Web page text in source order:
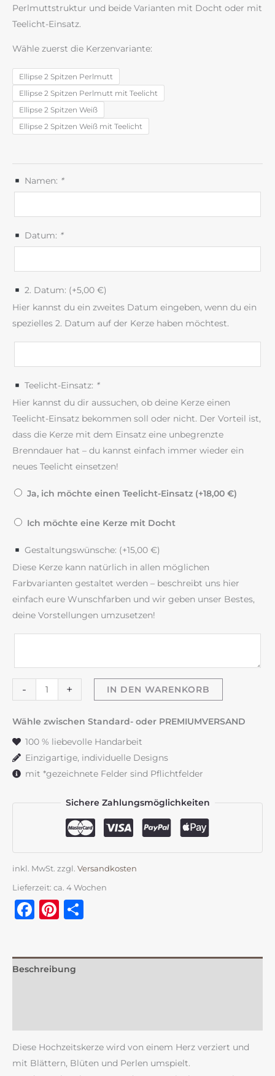
Perlmuttstruktur und beide Varianten mit Docht oder mit
Teelicht-Einsatz.
Wähle zuerst die Kerzenvariante:
Ellipse 2 Spitzen Perlmutt
Ellipse 2 Spitzen Perlmutt mit Teelicht
Ellipse 2 Spitzen Weiß
Ellipse 2 Spitzen Weiß mit Teelicht
Namen: *
Datum: *
2. Datum: (+5,00 €)
Hier kannst du ein zweites Datum eingeben, wenn du ein
spezielles 2. Datum auf der Kerze haben möchtest.
Teelicht-Einsatz: *
Hier kannst du dir aussuchen, ob deine Kerze einen
Teelicht-Einsatz bekommen soll oder nicht. Der Vorteil ist,
dass die Kerze mit dem Einsatz eine unbegrenzte
Brenndauer hat – du kannst einfach immer wieder ein
neues Teelicht einsetzen!
Ja, ich möchte einen Teelicht-Einsatz (+18,00 €)
Ich möchte eine Kerze mit Docht
Gestaltungswünsche: (+15,00 €)
Diese Kerze kann natürlich in allen möglichen
Farbvarianten gestaltet werden – beschreibt uns hier
einfach eure Wunschfarben und wir geben unser Bestes,
deine Vorstellungen umzusetzen!
-
Hochzeitskerze
"Flowerheart"
deep
+ IN DEN WARENKORB
Wähle zwischen Standard- oder PREMIUMVERSAND
100 % liebevolle Handarbeit
Einzigartige, individuelle Designs
mit *gezeichnete Felder sind Pflichtfelder
Sichere Zahlungsmöglichkeiten
inkl. MwSt. zzgl. Versandkosten
Lieferzeit: ca. 4 Wochen
Facebook
Pinterest
Beschreibung
Diese Hochzeitskerze wird von einem Herz verziert und
mit Blättern, Blüten und Perlen umspielt.